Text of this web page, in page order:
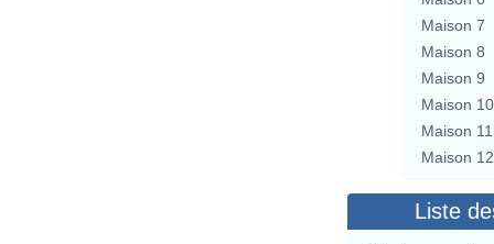
Maison 7
Maison 8
Maison 9
Maison 10
Maison 11
Maison 12
Liste